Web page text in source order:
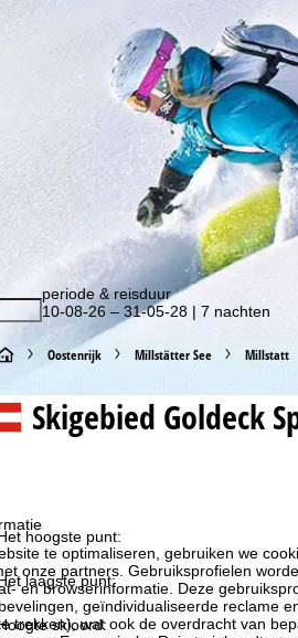
te optimaliseren, gebruiken we
onze partners. Gebruiksprofielen
en browserinformatie. Deze
geïndividualiseerde reclame
trekken), wat ook de overdracht van
op de hoogte van onze kortingsacties!
periode & reisduur
10-08-26 – 31-05-28 | 7 nachten
S
t
t
p
a
Oostenrijk Millstätter See Millstatt
Skigebied Goldeck
hoogste punt:
laagste punt:
skioord: